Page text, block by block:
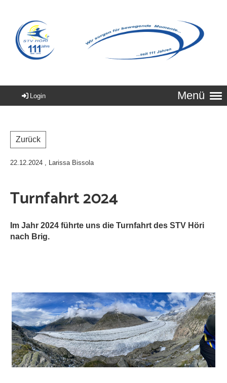
Menü
Login
Zurück
22.12.2024 , Larissa Bissola
Turnfahrt 2024
Im Jahr 2024 führte uns die Turnfahrt des STV Höri
nach Brig.